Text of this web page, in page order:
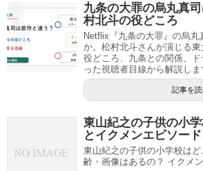
九条の大罪の烏丸真
村北斗の役どころ
Netflix『九条の大罪』の烏
か。松村北斗さんが演じる
役どころ、九条との関係、
った視聴者目線から解説しま
記事を
東山紀之の子供の小
とイクメンエピソード
東山紀之の子供の小学校は
齢・画像はあるの？ イクメ